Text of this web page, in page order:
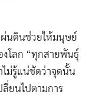
นดินช่วยให้มนุษย์
งโลก “ทุกสายพันธุ์
ไม่รู้แน่ชัดว่าจุดนั้น
ลี่ยนไปตามการ